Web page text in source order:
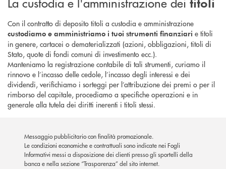
Con il contratto di deposito titoli a custodia e amministrazione
custodiamo e amministriamo i tuoi strumenti finanziari e titoli
in genere, cartacei o dematerializzati (azioni, obbligazioni, titoli di
Stato, quote di fondi comuni di investimento ecc.).
Manteniamo la registrazione contabile di tali strumenti, curiamo il
rinnovo e l’incasso delle cedole, l’incasso degli interessi e dei
dividendi, verifichiamo i sorteggi per l’attribuzione dei premi o per il
rimborso del capitale, procediamo a specifiche operazioni e in
generale alla tutela dei diritti inerenti i titoli stessi.
Messaggio pubblicitario con finalità promozionale.
Le condizioni economiche e contrattuali sono indicate nei Fogli
Informativi messi a disposizione dei clienti presso gli sportelli della
banca e nella sezione “Trasparenza” del sito internet.